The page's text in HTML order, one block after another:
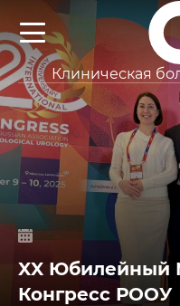
Клиническая
XX Юбилейный
Конгресс РООУ